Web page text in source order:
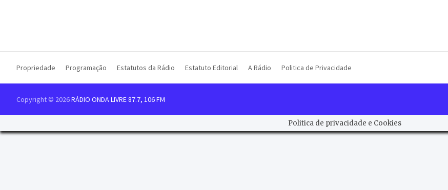
Propriedade Programação Estatutos da Rádio Estatuto Editorial A Rádio Politica de Privacidade
Copyright © 2026RÁDIO ONDA LIVRE 87.7, 106 FM
Politica de privacidade e Cookies